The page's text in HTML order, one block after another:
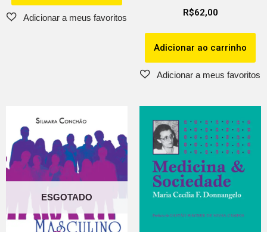
R$62,00
Adicionar ao carrinho
ESGOTADO